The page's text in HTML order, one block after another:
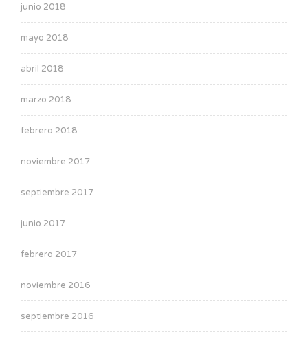
junio 2018
mayo 2018
abril 2018
marzo 2018
febrero 2018
noviembre 2017
septiembre 2017
junio 2017
febrero 2017
noviembre 2016
septiembre 2016